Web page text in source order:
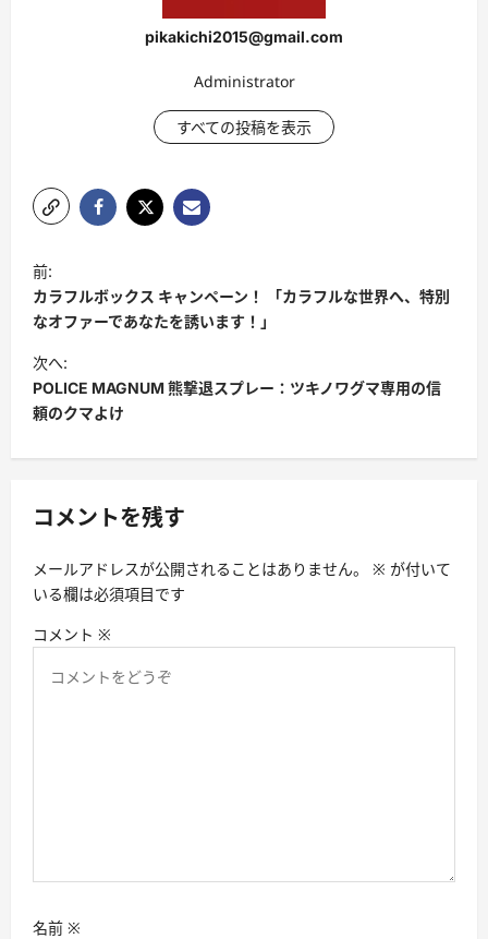
pikakichi2015@gmail.com
Administrator
すべての投稿を表示
投
稿
ナ
ビ
ゲ
ー
シ
ン
前:
カラフルボックス キャンペーン！ 「カラフルな世界へ、特別
なオファーであなたを誘います！」
次へ:
POLICE MAGNUM 熊撃退スプレー：ツキノワグマ専用の信
頼のクマよけ
コメントを残す
メールアドレスが公開されることはありません。 ※ が付いて
いる欄は必須項目です
コメント ※
名前 ※